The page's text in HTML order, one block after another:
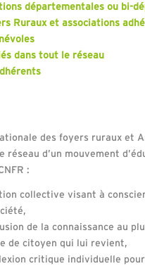
départementales ou bi-
Ruraux et associations
dans tout le réseau
des foyers ruraux et
réseau d’un mouvement
:
collective visant à
de la connaissance au
de citoyen qui lui revient,
critique individuelle